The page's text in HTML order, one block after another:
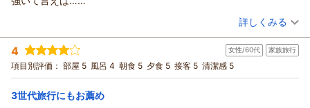
・2家族、6名（うち子供2名_幼稚部-保育園）
■部屋数
・2部屋、特別室（客室半露天風呂付※客室は温泉ではない）
お寄せいただいたにもかかわらず、寿司や刺身、ステーキの品
質、そして品数においてご期待に沿えず、誠に申し訳ございま
「食」への期待を大切にしたいというお客様の真摯な想いを真
摯に受け止め、ライブキッチンのクオリティ向上や食材の選
定、メニュー構成について、料理部門へ即座に共有し改善に向
けた検討を重ねてまいる所存です。
また、お忙しい中、貴重なご感想をお寄せいただきましたこ
クラブラウンジでのアフタヌーンティーやバータイムにて、平
日の穏やかなひとときをお楽しみいただけたとのこと、大変嬉
しく拝読いたしました。
しかしながら、お食事会場での混雑におきましては、多大なる
ご不便とご不快な思いをさせてしまいましたこと、深くお詫び
スパの屋外にある自動販売機、千円札が使えなくて飲み物やカッ
プラーメンを買う時にはフロントへ両替にしにいったのが少し困
りました。
次は100円玉ちゃんと用意していきます！
スパ棟の露天風呂もお部屋の露天風呂も富士見亭の大浴場も
ゲームセンターなど子供が遊ぶところが何ヶ所もあって
（投稿日：2026/06/06）
宿泊時期： 2026年05月宿泊 (子連れ旅行)
投稿者： みゆさん(女性/30代)
宿泊プラン： 【三日月スタンダード】フリーフロー＆ビュッフェ
朝・夕
宿泊価格帯： 21,001～22,000円(大人一人あたり/税込)
詳しくみる
4 女性/60代 家族旅行
項目別評価： 部屋 5 風呂 4 朝食 5 夕食 5 接客 5 清潔感 5
3世代旅行にもお薦め